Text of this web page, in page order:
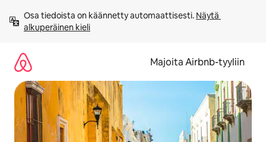
sisältö
väliin
Osa tiedoista on käännetty automaattisesti. Näytä
alkuperäinen kieli
Majoita Airbnb-tyyliin